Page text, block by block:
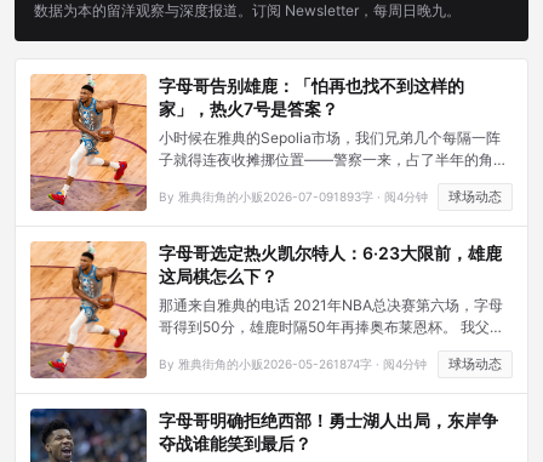
字母哥告别雄鹿：「怕再也找不到这样的
家」，热火7号是答案？
小时候在雅典的Sepolia市场，我们兄弟几个每隔一阵
子就得连夜收摊挪位置——警察一来，占了半年的角落
说搬就得搬，家当用麻布一裹，第二天在另一条街重新
支起摊子。你以为自己在丢掉一个家，其实只是在学习
「家」原来可以不止一个。
By 雅典街角的小贩2026-07-091893字 · 阅4分钟 球场动态
字母哥选定热火凯尔特人：6·23大限前，雄鹿
这局棋怎么下？
那通来自雅典的电话 2021年NBA总决赛第六场，字母
哥得到50分，雄鹿时隔50年再捧奥布莱恩杯。 我父亲
从雅典老城区打来电话，电话那头沉默了将近五秒。然
后他说了一句话，我永远记得：「那个Sepolia街区的
孩子，真的做到了。」
By 雅典街角的小贩2026-05-261874字 · 阅4分钟 球场动态
字母哥明确拒绝西部！勇士湖人出局，东岸争
夺战谁能笑到最后？
数据为本的留洋观察与深度报道。订阅 Newsletter，每周日晚九。